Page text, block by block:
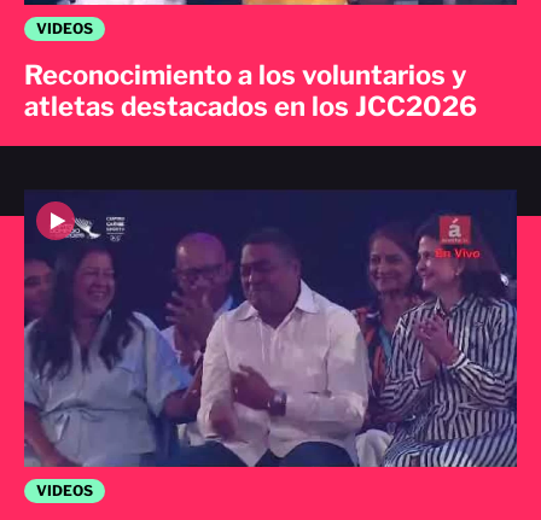
VIDEOS
VIDEOS
Reconocimiento a los voluntarios y
atletas destacados en los JCC2026